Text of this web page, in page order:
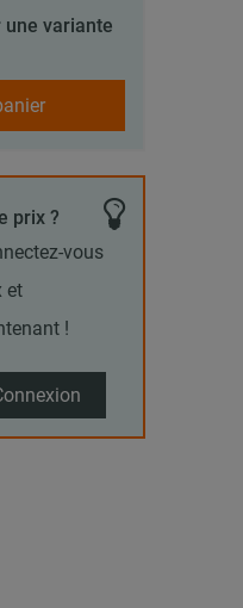
variante
prix ?
vous
et
!